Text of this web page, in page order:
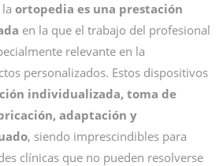
ortopedia es una prestación
en la que el trabajo del profesional
relevante en la
personalizados. Estos dispositivos
individualizada, toma de
adaptación y
, siendo imprescindibles para
clínicas que no pueden resolverse